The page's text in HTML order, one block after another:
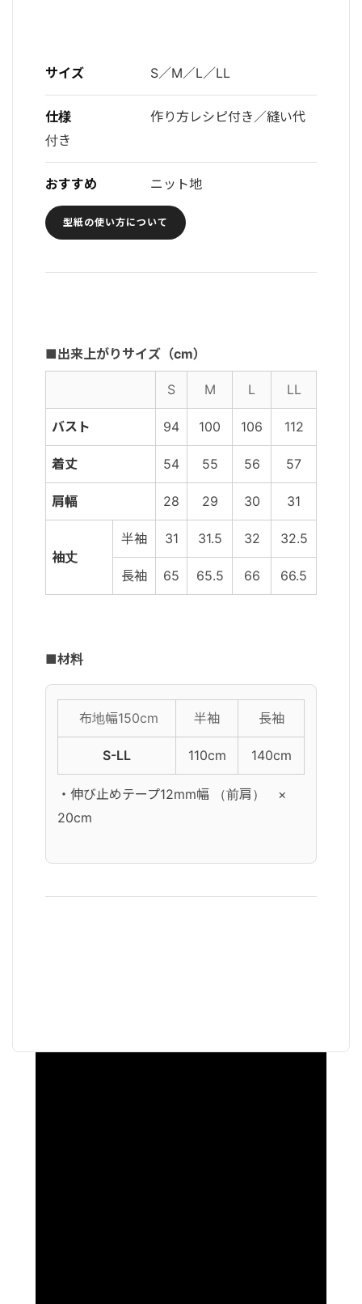
サイズ S／M／L／LL
仕様
作り方レシピ付き／縫い代
付き
おすすめ ニット地
型紙の使い方について
■出来上がりサイズ（cm）
S M L LL
バスト 94 100 106 112
着丈 54 55 56 57
肩幅 28 29 30 31
袖丈
半袖 31 31.5 32 32.5
長袖 65 65.5 66 66.5
■材料
布地幅150cm 半袖 長袖
S-LL 110cm 140cm
・伸び止めテープ12mm幅 （前肩） ×
20cm